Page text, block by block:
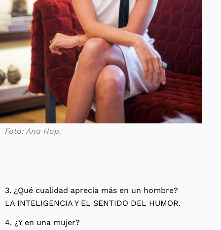
Foto: Ana Hop.
3. ¿Qué cualidad aprecia más en un hombre?
LA INTELIGENCIA Y EL SENTIDO DEL HUMOR.
4. ¿Y en una mujer?